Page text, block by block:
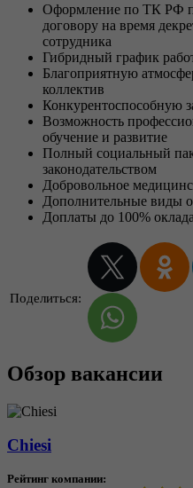
Оформление по ТК РФ
договору на время
сотрудника
Гибридный график
Благоприятную
коллектив
Конкурентоспособную
Возможность
обучение и развитие
Полный социальный
законодательством
Добровольное
Дополнительные виды
Доплаты до 100%
Поделиться:
Обзор вакансии
Chiesi
Рейтинг компании: